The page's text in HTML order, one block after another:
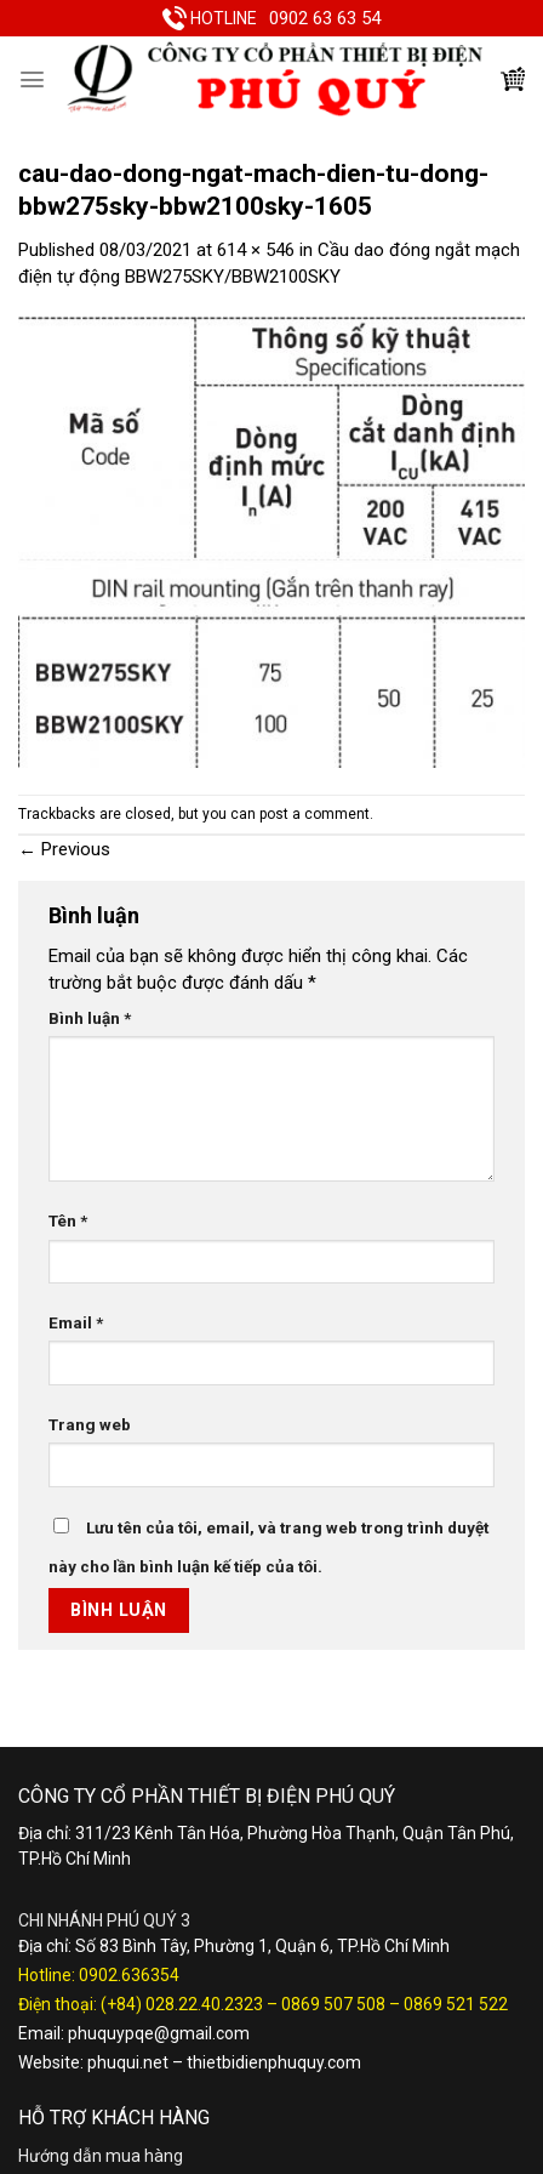
to
HOTLINE 0902 63 63 54
cau-dao-dong-ngat-mach-dien-tu-dong-
bbw275sky-bbw2100sky-1605
Published 08/03/2021 at 614 × 546 in Cầu dao đóng ngắt mạch
điện tự động BBW275SKY/BBW2100SKY
Trackbacks are closed, but you can post a comment.
← Previous
Bình luận
Email của bạn sẽ không được hiển thị công khai. Các
trường bắt buộc được đánh dấu *
Bình luận *
Tên *
Email *
Trang web
Lưu tên của tôi, email, và trang web trong trình duyệt
này cho lần bình luận kế tiếp của tôi.
CÔNG TY CỔ PHẦN THIẾT BỊ ĐIỆN PHÚ QUÝ
Địa chỉ: 311/23 Kênh Tân Hóa, Phường Hòa Thạnh, Quận Tân Phú,
TP.Hồ Chí Minh
CHI NHÁNH PHÚ QUÝ 3
Địa chỉ: Số 83 Bình Tây, Phường 1, Quận 6, TP.Hồ Chí Minh
Hotline: 0902.636354
Điện thoại: (+84) 028.22.40.2323 – 0869 507 508 – 0869 521 522
Email: phuquypqe@gmail.com
Website: phuqui.net – thietbidienphuquy.com
HỖ TRỢ KHÁCH HÀNG
Hướng dẫn mua hàng